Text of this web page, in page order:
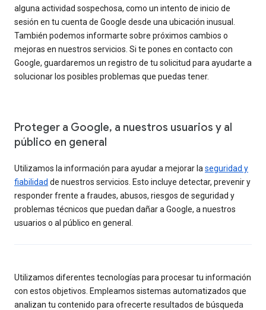
alguna actividad sospechosa, como un intento de inicio de
sesión en tu cuenta de Google desde una ubicación inusual.
También podemos informarte sobre próximos cambios o
mejoras en nuestros servicios. Si te pones en contacto con
Google, guardaremos un registro de tu solicitud para ayudarte a
solucionar los posibles problemas que puedas tener.
Proteger a Google, a nuestros usuarios y al
público en general
Utilizamos la información para ayudar a mejorar la seguridad y
fiabilidad de nuestros servicios. Esto incluye detectar, prevenir y
responder frente a fraudes, abusos, riesgos de seguridad y
problemas técnicos que puedan dañar a Google, a nuestros
usuarios o al público en general.
Utilizamos diferentes tecnologías para procesar tu información
con estos objetivos. Empleamos sistemas automatizados que
analizan tu contenido para ofrecerte resultados de búsqueda